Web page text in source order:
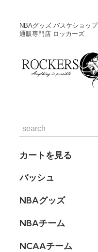
NBAグッズ バスケショップ
通販専門店 ロッカーズ
カートを見る
バッシュ
NBAグッズ
NBAチーム
NCAAチーム